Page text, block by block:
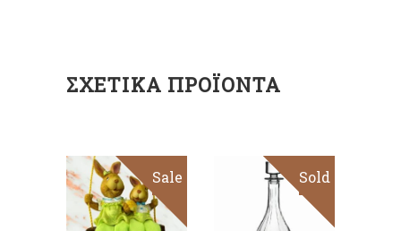
ΣΧΕΤΙΚΆ ΠΡΟΪΌΝΤΑ
Sale
ΠΡΟΣΘΉΚΗ
ΣΤΟ
Sale
Sold